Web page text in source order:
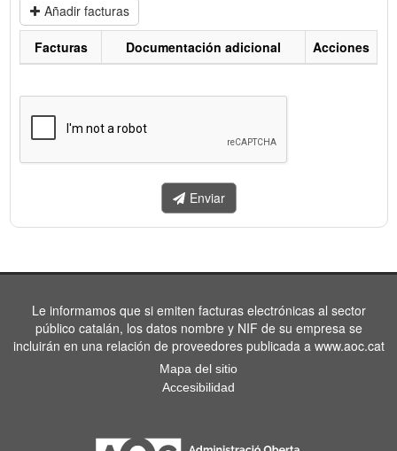
Añadir facturas
enviar.
Facturas Documentación adicional Acciones
Enviar
Le informamos que si emiten facturas electrónicas al sector
público catalán, los datos nombre y NIF de su empresa se
incluirán en una relación de proveedores publicada a www.aoc.cat
Mapa del sitio
Accesibilidad